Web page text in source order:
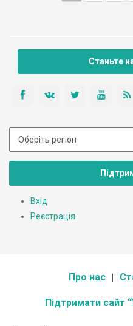
Станьте
Вхід
Реєстрація
Про нас
Підтримати сайт